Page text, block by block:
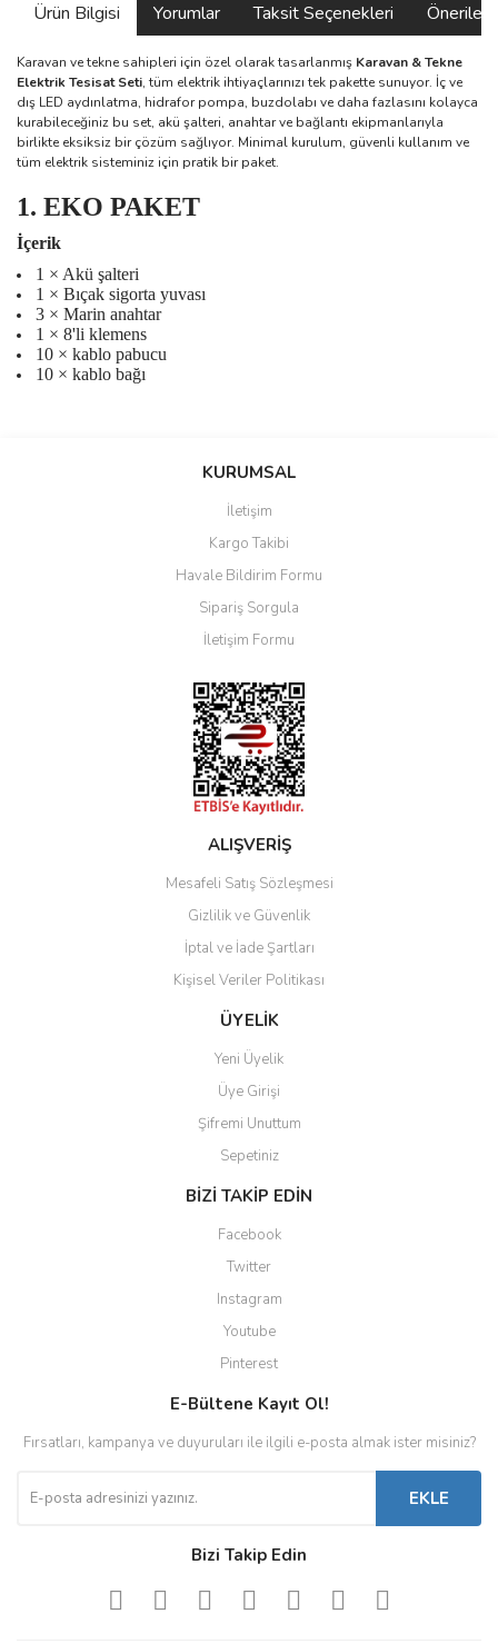
Ürün Bilgisi Yorumlar Taksit Seçenekleri
Karavan ve tekne sahipleri için özel olarak tasarlanmış Karavan & Tekne
Elektrik Tesisat Seti, tüm elektrik ihtiyaçlarınızı tek pakette sunuyor. İç ve
dış LED aydınlatma, hidrafor pompa, buzdolabı ve daha fazlasını kolayca
kurabileceğiniz bu set, akü şalteri, anahtar ve bağlantı ekipmanlarıyla
birlikte eksiksiz bir çözüm sağlıyor. Minimal kurulum, güvenli kullanım ve
tüm elektrik sisteminiz için pratik bir paket.
1. EKO PAKET
İçerik
1 × Akü şalteri
1 × Bıçak sigorta yuvası
3 × Marin anahtar
1 × 8'li klemens
10 × kablo pabucu
10 × kablo bağı
Bu ürüne ilk yorumu siz yapın!
Ürün resmi kalitesiz, bozuk veya görüntülenemiyor.
Ürün açıklamasında eksik bilgiler bulunuyor.
Ürün bilgilerinde hatalar bulunuyor.
Ürün fiyatı diğer sitelerden daha pahalı.
Gönder
KURUMSAL
İletişim
Kargo Takibi
Havale Bildirim Formu
Sipariş Sorgula
İletişim Formu
ALIŞVERİŞ
Mesafeli Satış Sözleşmesi
Gizlilik ve Güvenlik
İptal ve İade Şartları
Kişisel Veriler Politikası
ÜYELİK
Yeni Üyelik
Üye Girişi
Şifremi Unuttum
Sepetiniz
BİZİ TAKİP EDİN
Facebook
Twitter
Instagram
Youtube
Pinterest
E-Bültene Kayıt Ol!
Fırsatları, kampanya ve duyuruları ile ilgili e-posta almak ister misiniz?
EKLE
Bizi Takip Edin